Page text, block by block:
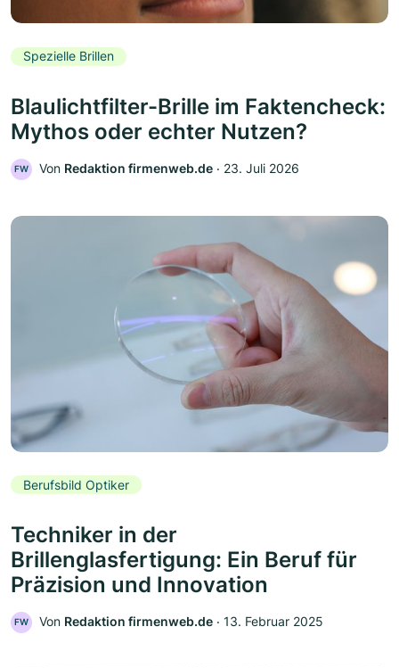
Spezielle Brillen
Blaulichtfilter-Brille im Faktencheck:
Mythos oder echter Nutzen?
FW Von Redaktion firmenweb.de ‧ 23. Juli 2026
Berufsbild Optiker
Techniker in der
Brillenglasfertigung: Ein Beruf für
Präzision und Innovation
FW Von Redaktion firmenweb.de ‧ 13. Februar 2025